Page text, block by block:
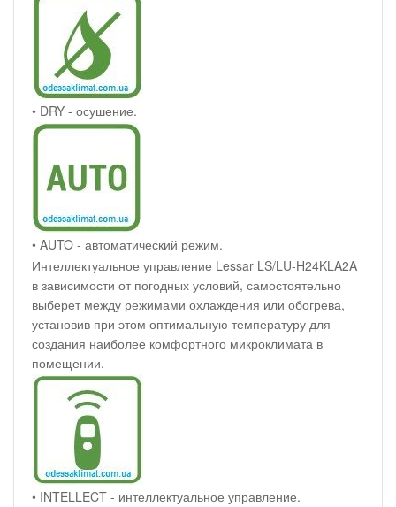
• DRY - осушение.
• AUTO - автоматический режим.
Интеллектуальное управление Lessar LS/LU-H24KLA2A
в зависимости от погодных условий, самостоятельно
выберет между режимами охлаждения или обогрева,
установив при этом оптимальную температуру для
создания наиболее комфортного микроклимата в
помещении.
• INTELLECT - интеллектуальное управление.